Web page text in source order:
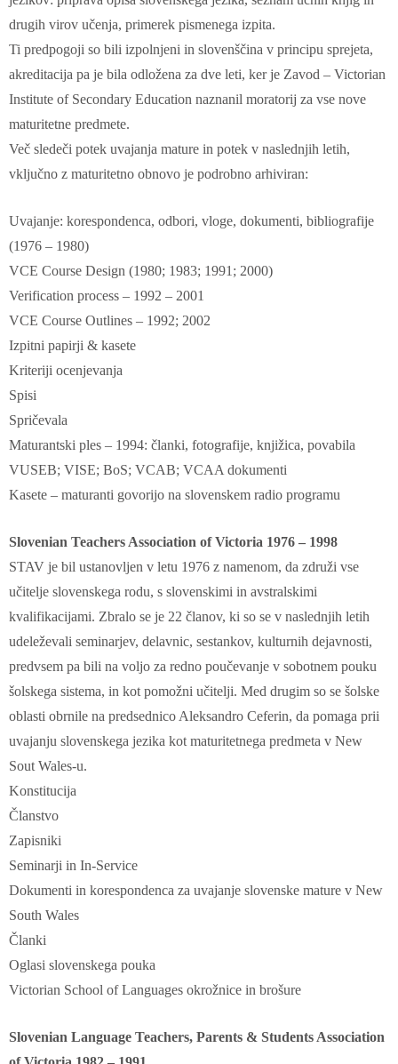
drugih virov učenja, primerek pismenega izpita.
Ti predpogoji so bili izpolnjeni in slovenščina v principu sprejeta,
akreditacija pa je bila odložena za dve leti, ker je Zavod – Victorian
Institute of Secondary Education naznanil moratorij za vse nove
maturitetne predmete.
Več sledeči potek uvajanja mature in potek v naslednjih letih,
vključno z maturitetno obnovo je podrobno arhiviran:
Uvajanje: korespondenca, odbori, vloge, dokumenti, bibliografije
(1976 – 1980)
VCE Course Design (1980; 1983; 1991; 2000)
Verification process – 1992 – 2001
VCE Course Outlines – 1992; 2002
Izpitni papirji & kasete
Kriteriji ocenjevanja
Spisi
Spričevala
Maturantski ples – 1994: članki, fotografije, knjižica, povabila
VUSEB; VISE; BoS; VCAB; VCAA dokumenti
Kasete – maturanti govorijo na slovenskem radio programu
Slovenian Teachers Association of Victoria 1976 – 1998
STAV je bil ustanovljen v letu 1976 z namenom, da združi vse
učitelje slovenskega rodu, s slovenskimi in avstralskimi
kvalifikacijami. Zbralo se je 22 članov, ki so se v naslednjih letih
udeleževali seminarjev, delavnic, sestankov, kulturnih dejavnosti,
predvsem pa bili na voljo za redno poučevanje v sobotnem pouku
šolskega sistema, in kot pomožni učitelji. Med drugim so se šolske
oblasti obrnile na predsednico Aleksandro Ceferin, da pomaga prii
uvajanju slovenskega jezika kot maturitetnega predmeta v New
Sout Wales-u.
Konstitucija
Članstvo
Zapisniki
Seminarji in In-Service
Dokumenti in korespondenca za uvajanje slovenske mature v New
South Wales
Članki
Oglasi slovenskega pouka
Victorian School of Languages okrožnice in brošure
Slovenian Language Teachers, Parents & Students Association